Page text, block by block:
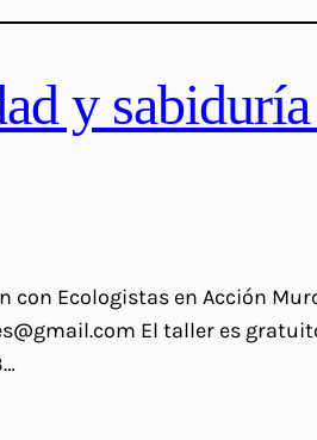
y
Ecologistas en Acción
El taller es